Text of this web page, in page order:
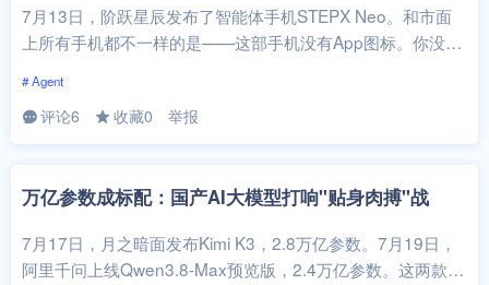
7月13日，阶跃星辰发布了智能体手机STEPX Neo。和市面
上所有手机都不一样的是——这部手机没有App图标。你没看
# Agent
评论6 收藏0 举报
万亿参数成标配：国产AI大模型打响"贴身肉搏"战
7月17日，月之暗面发布Kimi K3，2.8万亿参数。7月19日，
阿里千问上线Qwen3.8-Max预览版，2.4万亿参数。这两款模